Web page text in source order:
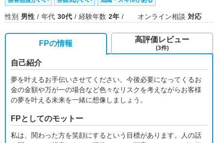
性別 男性 年代 30代 経験年数 2年 オンライン相談 対応
FPの情報
自己紹介
夢を叶えるお手伝いさせてください。今後必要になってくるお
金の金額や万が一の場合など色々なリスクを考えながらお客様
の夢を叶える未来を一緒に想像しましょう。
FPとしてのモットー
私は、関わった方を笑顔にするという目標があります。人の話
高評価レビュー
(3件)